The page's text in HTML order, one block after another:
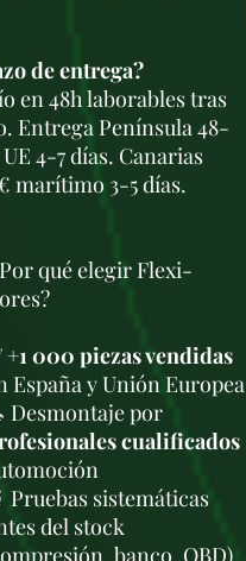
de entrega?
en 48h laborables tras
Entrega Península 48-
UE 4-7 días. Canarias
marítimo 3-5 días.
qué elegir Flexi-
+1 000 piezas vendidas
España y Unión Europea
Desmontaje por
cualificados
Pruebas sistemáticas
del stock
banco, OBD)